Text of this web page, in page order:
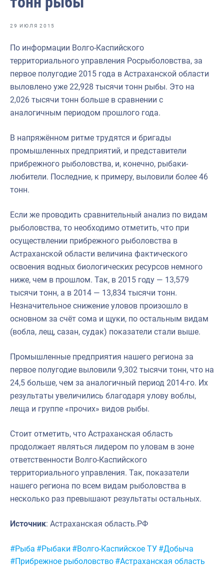
Отраслевые СМИ
Выставки и конференции
Научно-практическая литература
Рыбоохрана России
Отрасль в цифрах
Инфографика
Укрепление духовно-нравственных ценностей
29 ИЮЛЯ 2015
По информации Волго-Каспийского
территориального управления Росрыболовства, за
первое полугодие 2015 года в Астраханской области
выловлено уже 22,928 тысячи тонн рыбы. Это на
2,026 тысячи тонн больше в сравнении с
аналогичным периодом прошлого года.
В напряжённом ритме трудятся и бригады
промышленных предприятий, и представители
прибрежного рыболовства, и, конечно, рыбаки-
любители. Последние, к примеру, выловили более 46
тонн.
Если же проводить сравнительный анализ по видам
рыболовства, то необходимо отметить, что при
осуществлении прибрежного рыболовства в
Астраханской области величина фактического
освоения водных биологических ресурсов немного
ниже, чем в прошлом. Так, в 2015 году — 13,579
тысячи тонн, а в 2014 — 13,834 тысячи тонн.
Незначительное снижение уловов произошло в
основном за счёт сома и щуки, по остальным видам
(вобла, лещ, сазан, судак) показатели стали выше.
Промышленные предприятия нашего региона за
первое полугодие выловили 9,302 тысячи тонн, что на
24,5 больше, чем за аналогичный период 2014-го. Их
результаты увеличились благодаря улову воблы,
леща и группе «прочих» видов рыбы.
Стоит отметить, что Астраханская область
продолжает являться лидером по уловам в зоне
ответственности Волго-Каспийского
территориального управления. Так, показатели
нашего региона по всем видам рыболовства в
несколько раз превышают результаты остальных.
Источник: Астраханская область.РФ
Метки:
#Рыба #Рыбаки #Волго-Каспийское ТУ #Добыча
#Прибрежное рыболовство #Астраханская область